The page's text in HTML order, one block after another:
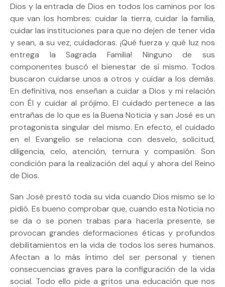
Dios y la entrada de Dios en todos los caminos por los
que van los hombres: cuidar la tierra, cuidar la familia,
cuidar las instituciones para que no dejen de tener vida
y sean, a su vez, cuidadoras. ¡Qué fuerza y qué luz nos
entrega la Sagrada Familia! Ninguno de sus
componentes buscó el bienestar de sí mismo. Todos
buscaron cuidarse unos a otros y cuidar a los demás.
En definitiva, nos enseñan a cuidar a Dios y mi relación
con Él y cuidar al prójimo. El cuidado pertenece a las
entrañas de lo que es la Buena Noticia y san José es un
protagonista singular del mismo. En efecto, el cuidado
en el Evangelio se relaciona con desvelo, solicitud,
diligencia, celo, atención, ternura y compasión. Son
condición para la realización del aquí y ahora del Reino
de Dios.
San José prestó toda su vida cuando Dios mismo se lo
pidió. Es bueno comprobar que, cuando esta Noticia no
se da o se ponen trabas para hacerla presente, se
provocan grandes deformaciones éticas y profundos
debilitamientos en la vida de todos los seres humanos.
Afectan a lo más íntimo del ser personal y tienen
consecuencias graves para la configuración de la vida
social. Todo ello pide a gritos una educación que nos